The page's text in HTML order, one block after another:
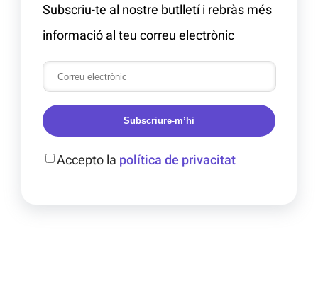
Subscriu-te al nostre butlletí i rebràs més
informació al teu correu electrònic
Subscriure-m’hi
Accepto la política de privacitat